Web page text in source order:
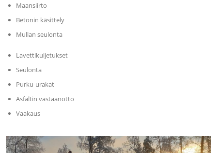
Maansiirto
Betonin käsittely
Mullan seulonta
Lavettikuljetukset
Seulonta
Purku-urakat
Asfaltin vastaanotto
Vaakaus